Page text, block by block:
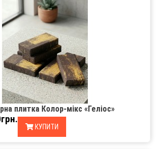
плитка Колор-мікс «Геліос»
КУПИТИ